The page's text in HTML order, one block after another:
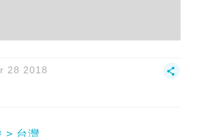
28 2018
台灣